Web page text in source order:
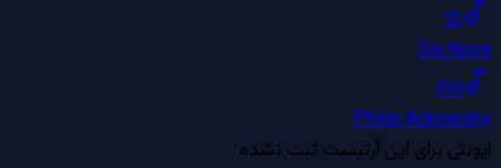
SI
Sia Nova
PH
Philip Ackowsky
ایونتی برای این آرتیست ثبت نشده